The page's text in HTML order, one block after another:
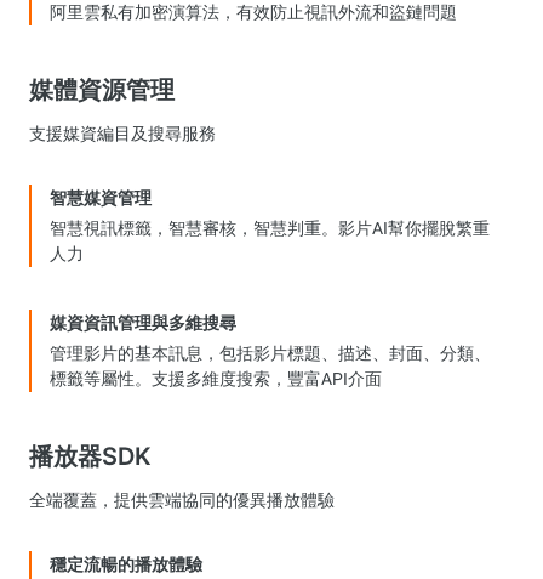
阿里雲私有加密演算法，有效防止視訊外流和盜鏈問題
媒體資源管理
支援媒資編目及搜尋服務
智慧媒資管理
智慧視訊標籤，智慧審核，智慧判重。影片AI幫你擺脫繁重
人力
媒資資訊管理與多維搜尋
管理影片的基本訊息，包括影片標題、描述、封面、分類、
標籤等屬性。支援多維度搜索，豐富API介面
播放器SDK
全端覆蓋，提供雲端協同的優異播放體驗
穩定流暢的播放體驗